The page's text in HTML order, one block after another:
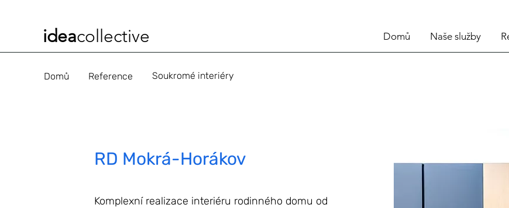
ideacollective Domů Naše služby
Domů Reference Soukromé interiéry
RD Mokrá-Horákov
Komplexní realizace interiéru rodinného domu od